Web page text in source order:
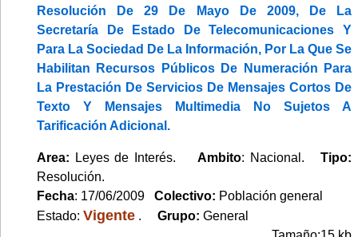
Resolución De 29 De Mayo De 2009, De La
Secretaría De Estado De Telecomunicaciones Y
Para La Sociedad De La Información, Por La Que Se
Habilitan Recursos Públicos De Numeración Para
La Prestación De Servicios De Mensajes Cortos De
Texto Y Mensajes Multimedia No Sujetos A
Tarificación Adicional.
Area: Leyes de Interés.Ambito: Nacional.Tipo:
Resolución.
Fecha: 17/06/2009 Colectivo: Población general
Estado: Vigente . Grupo: General